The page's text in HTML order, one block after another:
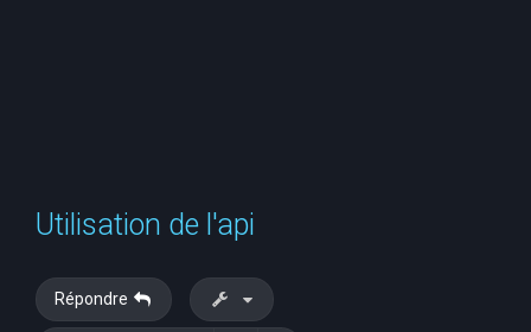
Utilisation de l'api
Répondre